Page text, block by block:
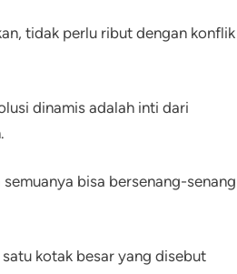
tidak perlu ribut dengan konflik
dinamis adalah inti dari
bisa bersenang-senang
kotak besar yang disebut